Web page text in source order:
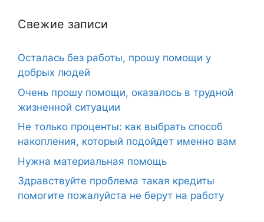
Свежие записи
Осталась без работы, прошу помощи у
добрых людей
Очень прошу помощи, оказалось в трудной
жизненной ситуации
Не только проценты: как выбрать способ
накопления, который подойдет именно вам
Нужна материальная помощь
Здравствуйте проблема такая кредиты
помогите пожалуйста не берут на работу